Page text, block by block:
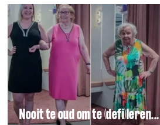
Nooit te oud om te (defi)leren...